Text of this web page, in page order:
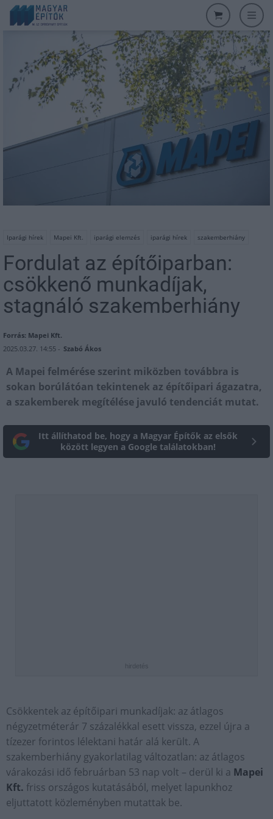
Iparági hírek Mapei Kft. iparági elemzés iparági hírek szakemberhiány
Fordulat az építőiparban:
csökkenő munkadíjak,
stagnáló szakemberhiány
Forrás: Mapei Kft.
2025.03.27. 14:55 - Szabó Ákos
A Mapei felmérése szerint miközben továbbra is
sokan borúlátóan tekintenek az építőipari ágazatra,
a szakemberek megítélése javuló tendenciát mutat.
Itt állíthatod be, hogy a Magyar Építők az elsők
között legyen a Google találatokban!
hirdetés
Csökkentek az építőipari munkadíjak: az átlagos
négyzetméterár 7 százalékkal esett vissza, ezzel újra a
tízezer forintos lélektani határ alá került. A
szakemberhiány gyakorlatilag változatlan: az átlagos
várakozási idő februárban 53 nap volt – derül ki a Mapei
Kft. friss országos kutatásából, melyet lapunkhoz
eljuttatott közleményben mutattak be.